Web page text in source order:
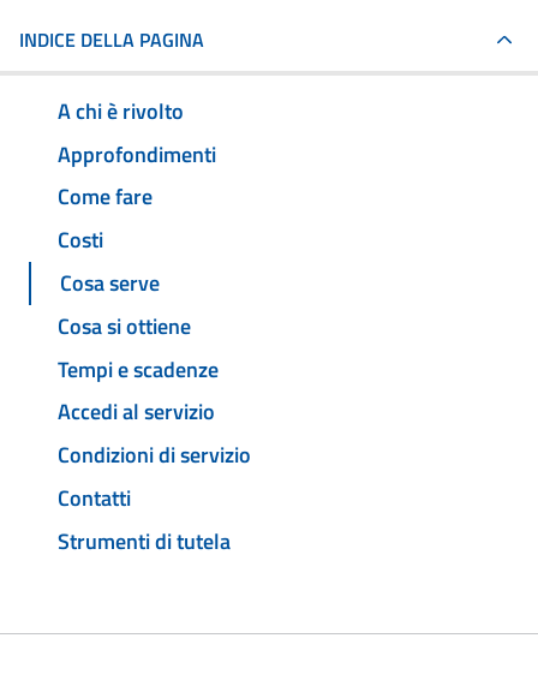
INDICE DELLA PAGINA
A chi è rivolto
Approfondimenti
Come fare
Costi
Cosa serve
Cosa si ottiene
Tempi e scadenze
Accedi al servizio
Condizioni di servizio
Contatti
Strumenti di tutela